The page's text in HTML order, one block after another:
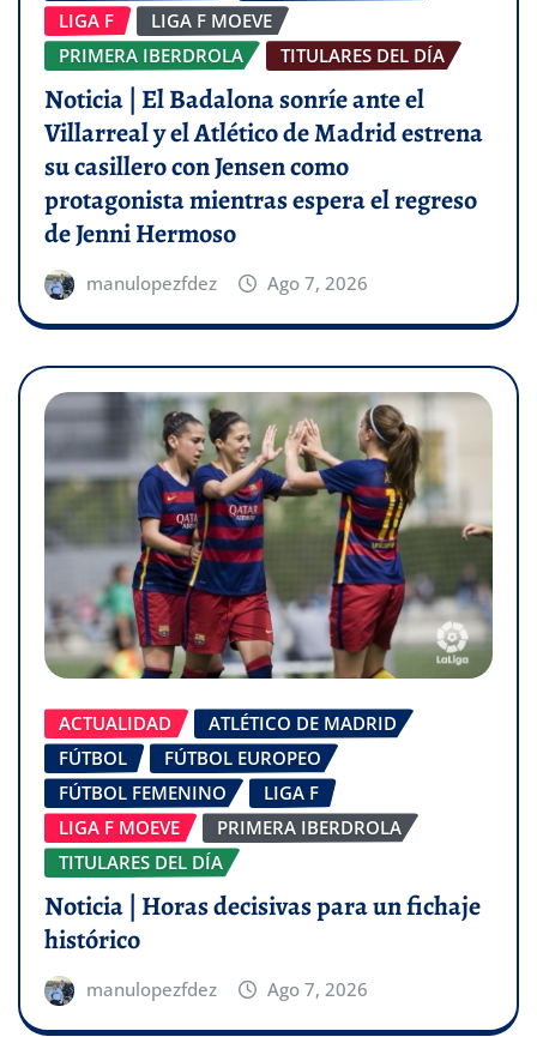
LIGA F
LIGA F MOEVE
PRIMERA IBERDROLA
TITULARES DEL DÍA
Noticia | El Badalona sonríe ante el
Villarreal y el Atlético de Madrid estrena
su casillero con Jensen como
protagonista mientras espera el regreso
de Jenni Hermoso
manulopezfdez Ago 7, 2026
ACTUALIDAD
ATLÉTICO DE MADRID
FÚTBOL
FÚTBOL EUROPEO
FÚTBOL FEMENINO
LIGA F
LIGA F MOEVE
PRIMERA IBERDROLA
TITULARES DEL DÍA
Noticia | Horas decisivas para un fichaje
histórico
manulopezfdez Ago 7, 2026